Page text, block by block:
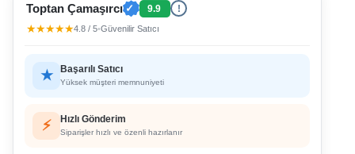
Toptan Çamaşırcı ✓ 9.9 !
★★★★★4.8 / 5•Güvenilir Satıcı
★ Başarılı Satıcı
Yüksek müşteri memnuniyeti
⚡ Hızlı Gönderim
Siparişler hızlı ve özenli hazırlanır